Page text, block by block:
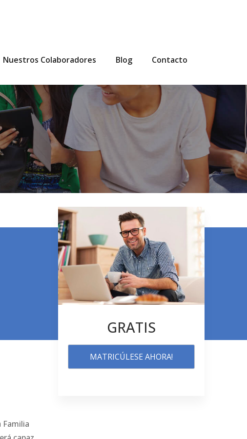
Nuestros Colaboradores Blog Contacto
Familia
GRATIS
MATRICÚLESE AHORA!